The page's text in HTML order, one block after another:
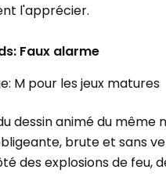
l'apprécier.
Faux alarme
M pour les jeux matures
dessin animé du même
brute et sans
des explosions de feu,